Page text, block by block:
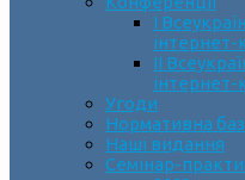
І
ІІ
Угоди
Нормативна
Наші видання
Семінар-